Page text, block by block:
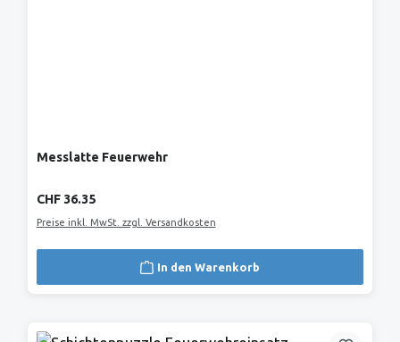
Messlatte Feuerwehr
Regulärer Preis:
CHF 36.35
Preise inkl. MwSt. zzgl. Versandkosten
In den Warenkorb